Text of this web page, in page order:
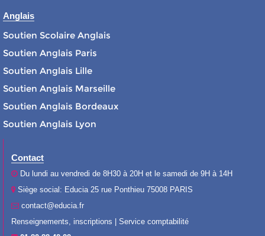
Anglais
Soutien Scolaire Anglais
Soutien Anglais Paris
Soutien Anglais Lille
Soutien Anglais Marseille
Soutien Anglais Bordeaux
Soutien Anglais Lyon
Contact
Du lundi au vendredi de 8H30 à 20H et le samedi de 9H à 14H
Siège social: Educia 25 rue Ponthieu 75008 PARIS
contact@educia.fr
Renseignements, inscriptions | Service comptabilité